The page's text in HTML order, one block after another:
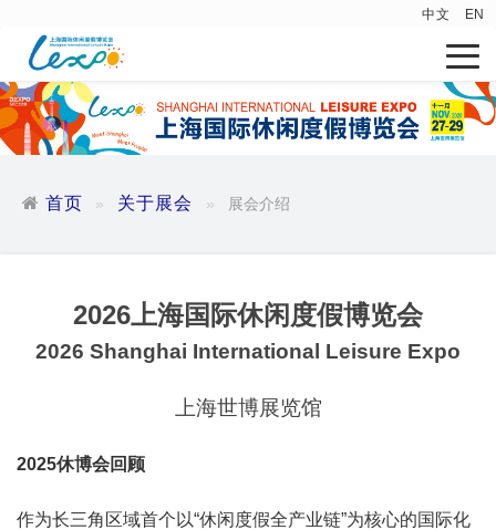
中文 EN
首页 关于展会 展会介绍
2026上海国际休闲度假博览会
2026 Shanghai International Leisure Expo
上海世博展览馆
2025休博会回顾
作为长三角区域首个以“休闲度假全产业链”为核心的国际化